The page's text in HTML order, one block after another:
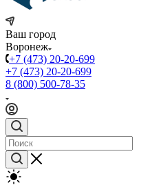
Ваш город
Воронеж
+7 (473) 20-20-699
+7 (473) 20-20-699
8 (800) 500-78-35